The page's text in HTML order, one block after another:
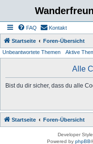
FAQ Kontakt
Startseite Foren-Übersicht
Unbeantwortete Themen Aktive
Alle
Bist du dir sicher, dass du alle
Startseite Foren-Übersicht
Developer
Powered by phpBB